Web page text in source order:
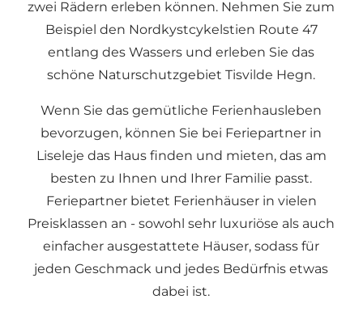
zwei Rädern erleben können. Nehmen Sie zum
Beispiel den Nordkystcykelstien Route 47
entlang des Wassers und erleben Sie das
schöne Naturschutzgebiet Tisvilde Hegn.
Wenn Sie das gemütliche Ferienhausleben
bevorzugen, können Sie bei Feriepartner in
Liseleje das Haus finden und mieten, das am
besten zu Ihnen und Ihrer Familie passt.
Feriepartner bietet Ferienhäuser in vielen
Preisklassen an - sowohl sehr luxuriöse als auch
einfacher ausgestattete Häuser, sodass für
jeden Geschmack und jedes Bedürfnis etwas
dabei ist.